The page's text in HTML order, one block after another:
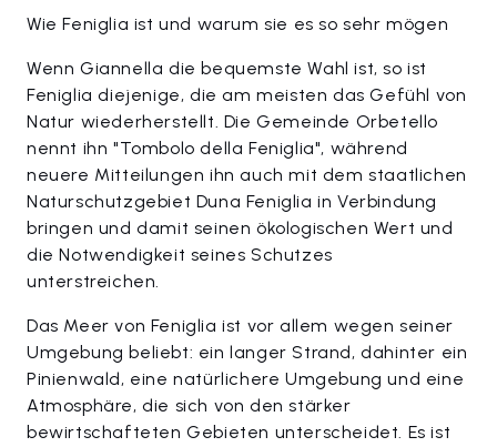
Wie Feniglia ist und warum sie es so sehr mögen
Wenn Giannella die bequemste Wahl ist, so ist
Feniglia diejenige, die am meisten das Gefühl von
Natur wiederherstellt. Die Gemeinde Orbetello
nennt ihn "Tombolo della Feniglia", während
neuere Mitteilungen ihn auch mit dem staatlichen
Naturschutzgebiet Duna Feniglia in Verbindung
bringen und damit seinen ökologischen Wert und
die Notwendigkeit seines Schutzes
unterstreichen.
Das Meer von Feniglia ist vor allem wegen seiner
Umgebung beliebt: ein langer Strand, dahinter ein
Pinienwald, eine natürlichere Umgebung und eine
Atmosphäre, die sich von den stärker
bewirtschafteten Gebieten unterscheidet. Es ist